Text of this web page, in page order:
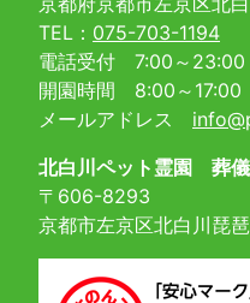
TEL： 075-703-1194
電話受付 7:00～23:00
開園時間 8:00～17:00
メールアドレス
北白川ペット霊園 葬
〒606-8293
京都市左京区北白川琵